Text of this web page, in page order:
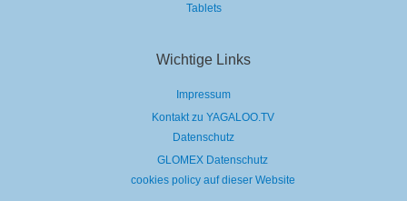
Tablets
Wichtige Links
Impressum
Kontakt zu YAGALOO.TV
Datenschutz
GLOMEX Datenschutz
cookies policy auf dieser Website